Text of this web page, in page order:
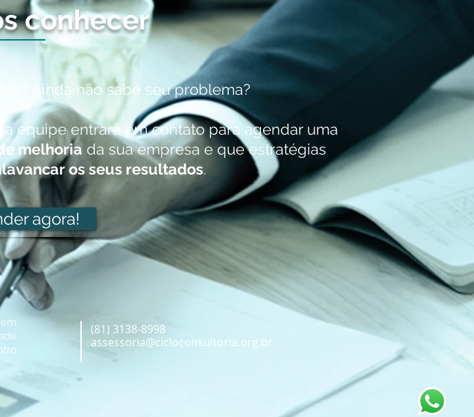
conhecer
Ainda não sabe seu problema?
equipe entrará em contato para agendar uma
melhoria da sua empresa e que estratégias
os seus resultados.
agora!
assessoria@cicloconsultoria.org.br
(81) 3138-8998